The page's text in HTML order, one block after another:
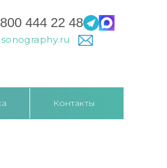
444 22 48
Контакты